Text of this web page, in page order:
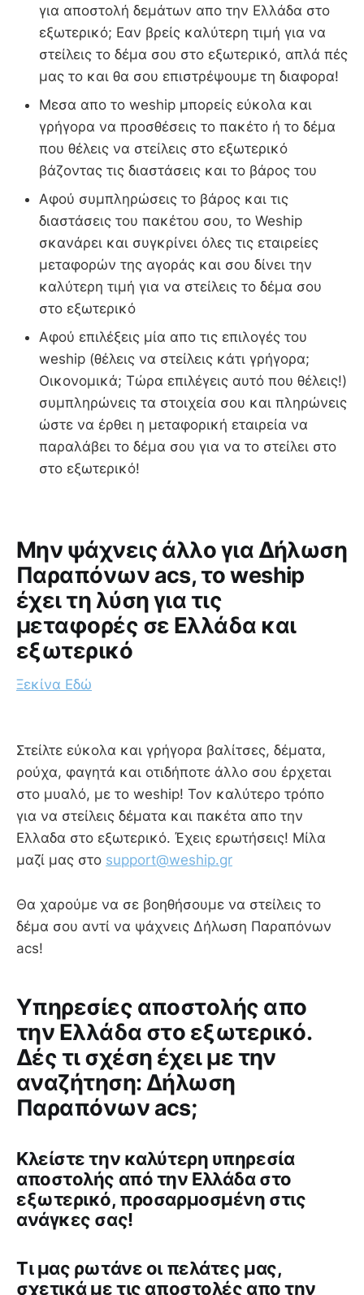
για αποστολή δεμάτων απο την Ελλάδα στο
εξωτερικό; Εαν βρείς καλύτερη τιμή για να
στείλεις το δέμα σου στο εξωτερικό, απλά πές
μας το και θα σου επιστρέψουμε τη διαφορα!
Μεσα απο το weship μπορείς εύκολα και
γρήγορα να προσθέσεις το πακέτο ή το δέμα
που θέλεις να στείλεις στο εξωτερικό
βάζοντας τις διαστάσεις και το βάρος του
Αφού συμπληρώσεις το βάρος και τις
διαστάσεις του πακέτου σου, το Weship
σκανάρει και συγκρίνει όλες τις εταιρείες
μεταφορών της αγοράς και σου δίνει την
καλύτερη τιμή για να στείλεις το δέμα σου
στο εξωτερικό
Αφού επιλέξεις μία απο τις επιλογές του
weship (θέλεις να στείλεις κάτι γρήγορα;
Οικονομικά; Τώρα επιλέγεις αυτό που θέλεις!)
συμπληρώνεις τα στοιχεία σου και πληρώνεις
ώστε να έρθει η μεταφορική εταιρεία να
παραλάβει το δέμα σου για να το στείλει στο
στο εξωτερικό!
Μην ψάχνεις άλλο για Δήλωση
Παραπόνων acs, το weship
έχει τη λύση για τις
μεταφορές σε Ελλάδα και
εξωτερικό
Ξεκίνα Εδώ
Στείλτε εύκολα και γρήγορα βαλίτσες, δέματα,
ρούχα, φαγητά και οτιδήποτε άλλο σου έρχεται
στο μυαλό, με το weship! Τον καλύτερο τρόπο
για να στείλεις δέματα και πακέτα απο την
Ελλαδα στο εξωτερικό. Έχεις ερωτήσεις! Μίλα
μαζί μας στο support@weship.gr
Θα χαρούμε να σε βοηθήσουμε να στείλεις το
δέμα σου αντί να ψάχνεις Δήλωση Παραπόνων
acs!
Υπηρεσίες αποστολής απο
την Ελλάδα στο εξωτερικό.
Δές τι σχέση έχει με την
αναζήτηση: Δήλωση
Παραπόνων acs;
Κλείστε την καλύτερη υπηρεσία
αποστολής από την Ελλάδα στο
εξωτερικό, προσαρμοσμένη στις
ανάγκες σας!
Tι μας ρωτάνε οι πελάτες μας,
σχετικά με τις αποστολές απο την